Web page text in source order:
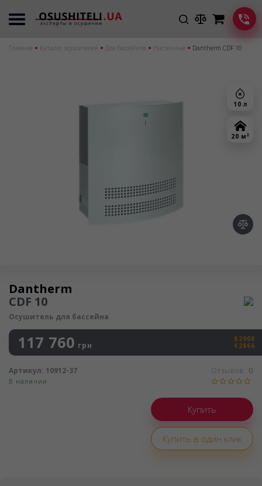
Главная Каталог осушителей Для бассейнов Настенные Dantherm CDF 10
10 л
20 м 2
Осушитель воздуха
Dantherm
CDF 10
Осушитель для бассейна
117 760 грн
$2908
€2866
В наличии
Отзывов: 0
Артикул: 10912-37
Купить в один клик